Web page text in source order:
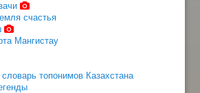
счастья
Мангистау
топонимов Казахстана